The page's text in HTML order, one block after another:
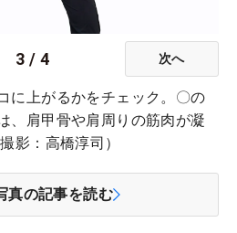
3 /4 次へ
に上がるかをチェック。〇の
、肩甲骨や肩周りの筋肉が凝
影：高橋淳司）
真の記事を読む